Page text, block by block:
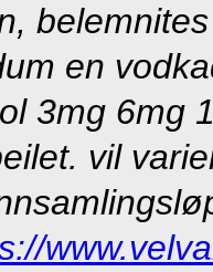
en
3mg 6mg
vil